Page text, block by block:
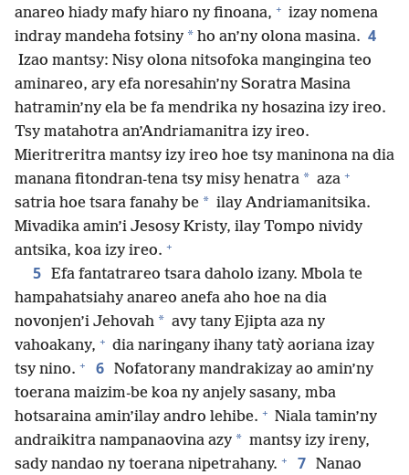
anareo hiady mafy hiaro ny finoana, + izay nomena
indray mandeha fotsiny * ho an’ny olona masina. 4
Izao mantsy: Nisy olona nitsofoka mangingina teo
aminareo, ary efa noresahin’ny Soratra Masina
hatramin’ny ela be fa mendrika ny hosazina izy ireo.
Tsy matahotra an’Andriamanitra izy ireo.
Mieritreritra mantsy izy ireo hoe tsy maninona na dia
manana fitondran-tena tsy misy henatra * aza +
satria hoe tsara fanahy be * ilay Andriamanitsika.
Mivadika amin’i Jesosy Kristy, ilay Tompo nividy
antsika, koa izy ireo. +
5 Efa fantatrareo tsara daholo izany. Mbola te
hampahatsiahy anareo anefa aho hoe na dia
novonjen’i Jehovah * avy tany Ejipta aza ny
vahoakany, + dia naringany ihany tatỳ aoriana izay
tsy nino. + 6 Nofatorany mandrakizay ao amin’ny
toerana maizim-be koa ny anjely sasany, mba
hotsaraina amin’ilay andro lehibe. + Niala tamin’ny
andraikitra nampanaovina azy * mantsy izy ireny,
sady nandao ny toerana nipetrahany. + 7 Nanao